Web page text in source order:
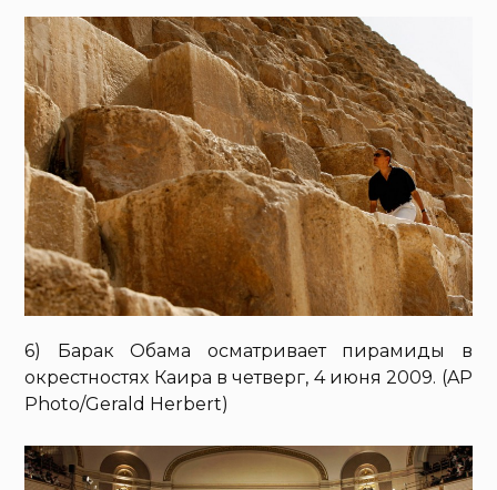
6) Барак Обама осматривает пирамиды в
окрестностях Каира в четверг, 4 июня 2009. (AP
Photo/Gerald Herbert)